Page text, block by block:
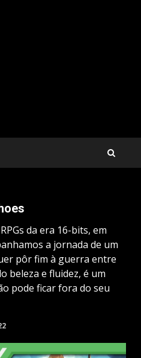
da era 16-bits, em
a jornada de um
pôr fim à guerra entre
beleza e fluidez, é um
pode ficar fora do seu